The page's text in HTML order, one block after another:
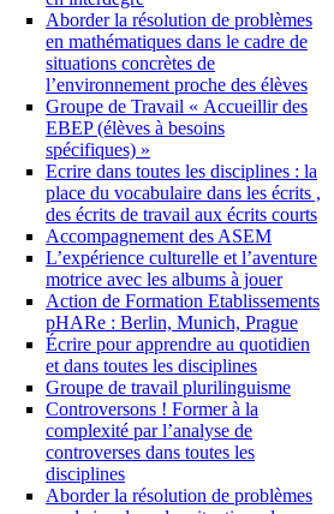
Aborder la résolution de problèmes
en mathématiques dans le cadre de
situations concrètes de
l’environnement proche des élèves
Groupe de Travail « Accueillir des
EBEP (élèves à besoins
spécifiques) »
Ecrire dans toutes les disciplines : la
place du vocabulaire dans les écrits ,
des écrits de travail aux écrits courts
Accompagnement des ASEM
L’expérience culturelle et l’aventure
motrice avec les albums à jouer
Action de Formation Etablissements
pHARe : Berlin, Munich, Prague
Écrire pour apprendre au quotidien
et dans toutes les disciplines
Groupe de travail plurilinguisme
Controversons ! Former à la
complexité par l’analyse de
controverses dans toutes les
disciplines
Aborder la résolution de problèmes